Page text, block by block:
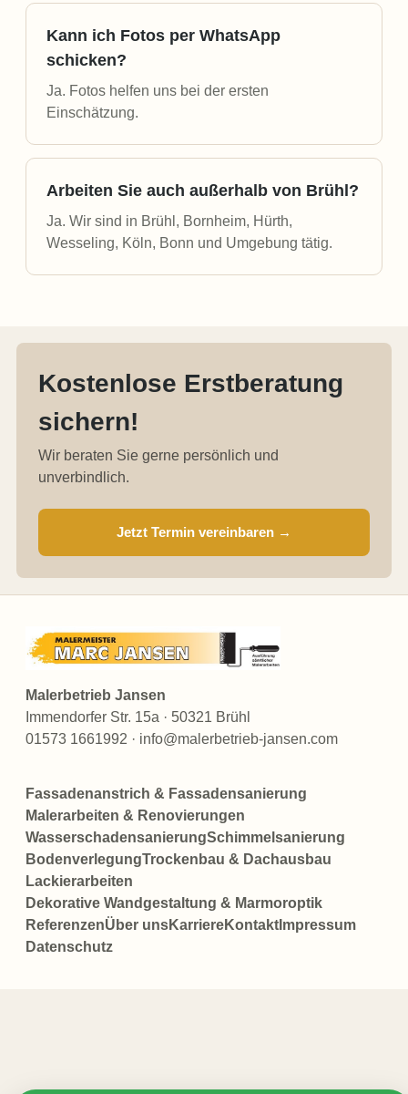
Kann ich Fotos per WhatsApp
schicken?
Ja. Fotos helfen uns bei der ersten
Einschätzung.
Arbeiten Sie auch außerhalb von Brühl?
Ja. Wir sind in Brühl, Bornheim, Hürth,
Wesseling, Köln, Bonn und Umgebung tätig.
Kostenlose Erstberatung
sichern!
Wir beraten Sie gerne persönlich und
unverbindlich.
Jetzt Termin vereinbaren →
Malerbetrieb Jansen
Immendorfer Str. 15a · 50321 Brühl
01573 1661992 · info@malerbetrieb-jansen.com
Fassadenanstrich & Fassadensanierung
Malerarbeiten & Renovierungen
WasserschadensanierungSchimmelsanierung
BodenverlegungTrockenbau & Dachausbau
Lackierarbeiten
Dekorative Wandgestaltung & Marmoroptik
ReferenzenÜber unsKarriereKontakt Impressum
Datenschutz